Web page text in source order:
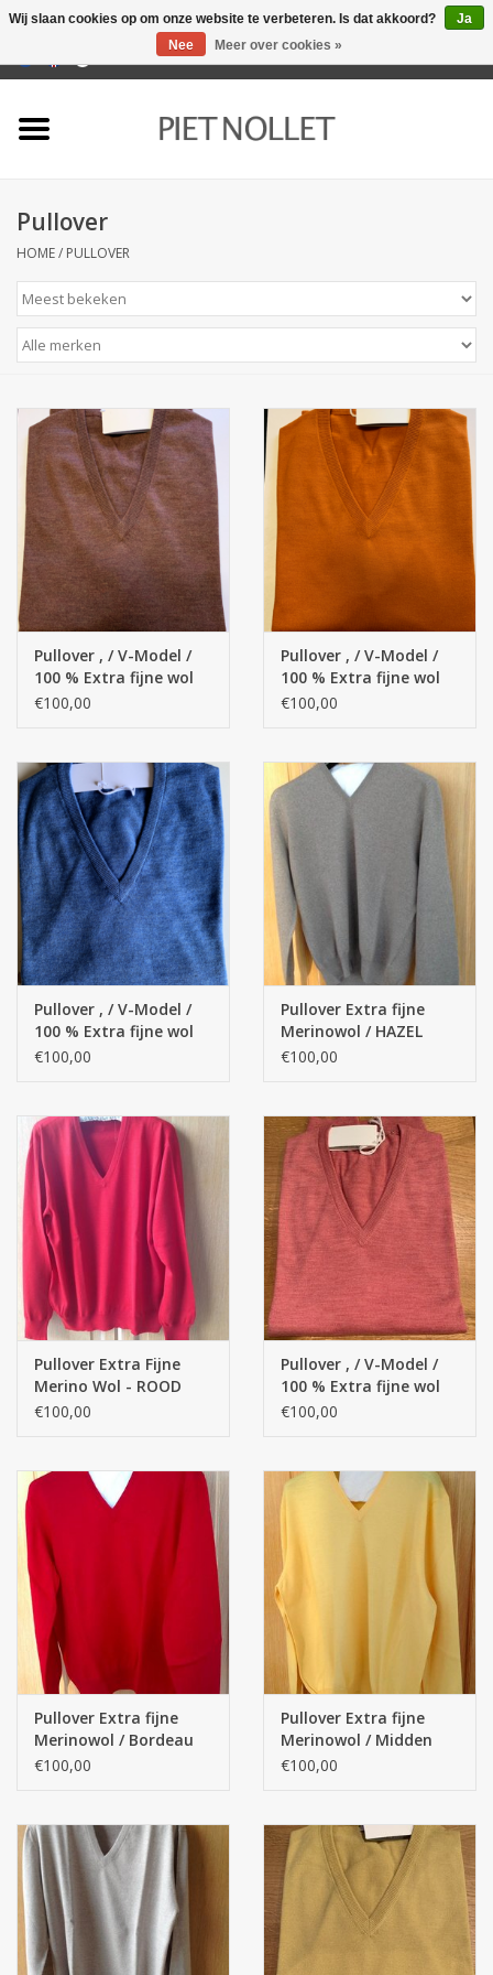
Badlinnen
Bedlinnen
Tafellinnen
Keukenlinnen
Sokken
Zakdoeken
Pullover
Huis en nacht kledij ( HEREN
Kledij
Stof per meter
GESCHENK ARTIKELEN
STRANDLINNEN
MAATWERK
Jacht en Zeilboten ,
handdoeken
Huis en nacht kledij (
DAMES )
Merken
Pullover
HOME/ PULLOVER
Pullover , / V-Model /
100 % Extra fijne wol
merino' s
€100,00
Pullover , / V-Model /
100 % Extra fijne wol
merino' s
€100,00
Pullover , / V-Model /
100 % Extra fijne wol
merino' s
€100,00
Pullover Extra fijne
Merinowol / HAZEL
€100,00
Pullover Extra Fijne
Merino Wol - ROOD
€100,00
Pullover , / V-Model /
100 % Extra fijne wol
merino' s
€100,00
Pullover Extra fijne
Merinowol / Bordeau
€100,00
Pullover Extra fijne
Merinowol / Midden
geel
€100,00
Wij slaan cookies op om onze website te verbeteren. Is dat akkoord?
Ja
Nee
Meer over cookies »